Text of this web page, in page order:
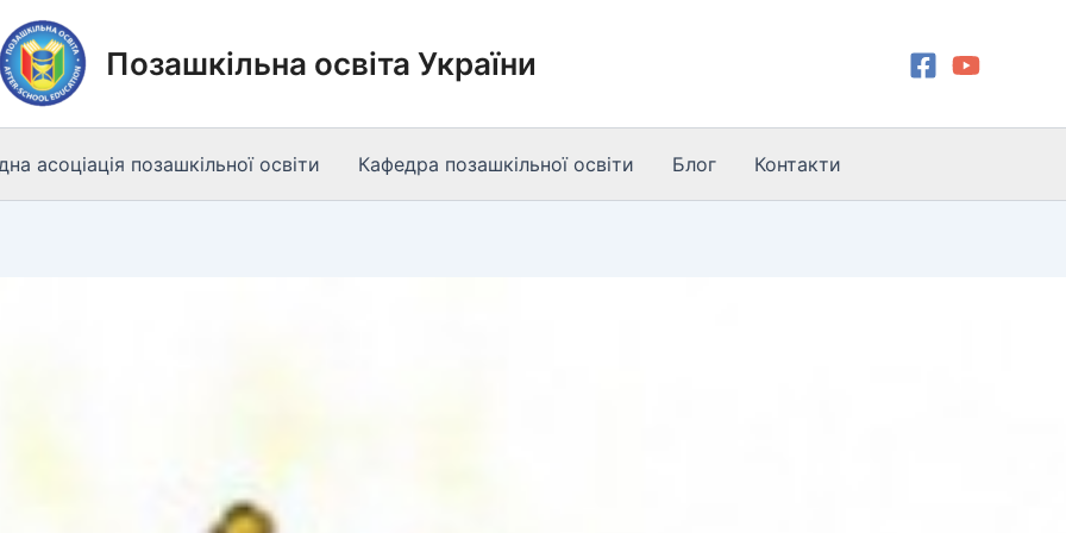
Позашкільна освіта України
асоціація позашкільної освіти Кафедра позашкільної освіти Блог Контакти